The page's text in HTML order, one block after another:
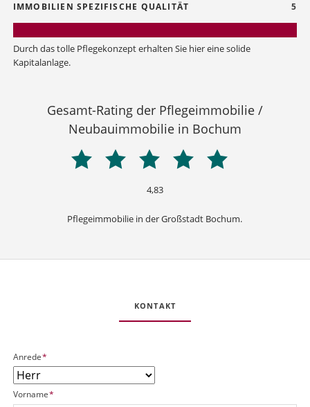
IMMOBILIEN SPEZIFISCHE QUALITÄT 5
Durch das tolle Pflegekonzept erhalten Sie hier eine solide
Kapitalanlage.
Gesamt-Rating der Pflegeimmobilie /
Neubauimmobilie in Bochum
4,83
Pflegeimmobilie in der Großstadt Bochum.
KONTAKT
U
R
o
o
j
_
O
b
e
k
P
f
l
i
Anrede*
P
Vorname*